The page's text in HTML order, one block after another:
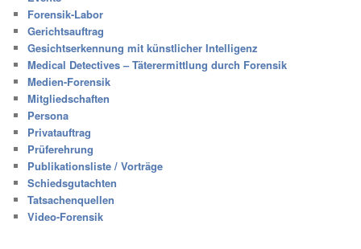
Forensik-Labor
Gerichtsauftrag
Gesichtserkennung mit künstlicher Intelligenz
Medical Detectives – Täterermittlung durch Forensik
Medien-Forensik
Mitgliedschaften
Persona
Privatauftrag
Prüferehrung
Publikationsliste / Vorträge
Schiedsgutachten
Tatsachenquellen
Video-Forensik